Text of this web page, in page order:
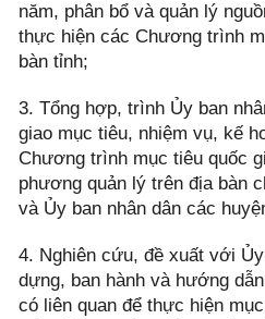
năm, phân bổ và quản lý
thực hiện các Chương trình
bàn tỉnh;
3. Tổng hợp, trình Ủy ban
giao mục tiêu, nhiệm vụ, kế
Chương trình mục tiêu quốc
phương quản lý trên địa bàn
và Ủy ban nhân dân các
4. Nghiên cứu, đề xuất với
dựng, ban hành và hướng
có liên quan để thực hiện